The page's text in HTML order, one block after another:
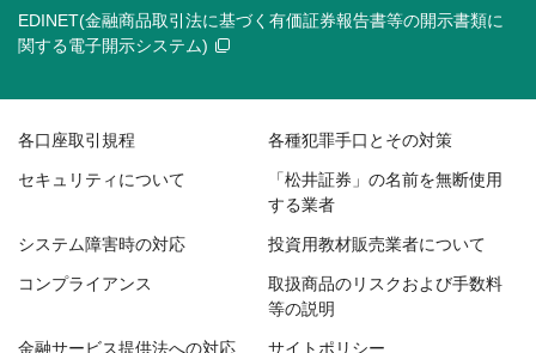
EDINET(金融商品取引法に基づく有価証券報告書等の開示書類に
関する電子開示システム)
各口座取引規程 各種犯罪手口とその対策
セキュリティについて
「松井証券」の名前を無断使用
する業者
システム障害時の対応 投資用教材販売業者について
コンプライアンス
取扱商品のリスクおよび手数料
等の説明
金融サービス提供法への対応 サイトポリシー